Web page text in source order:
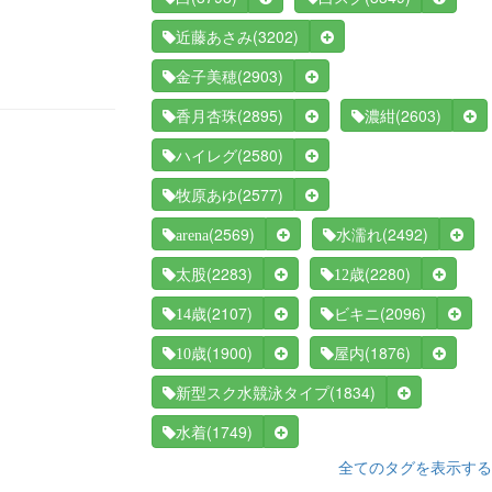
近藤あさみ(3202)
金子美穂(2903)
香月杏珠(2895) 濃紺(2603)
ハイレグ(2580)
牧原あゆ(2577)
arena(2569) 水濡れ(2492)
太股(2283) 12歳(2280)
14歳(2107) ビキニ (2096)
10歳(1900) 屋内(1876)
新型スク水競泳タイプ(1834)
水着(1749)
全てのタグを表示する